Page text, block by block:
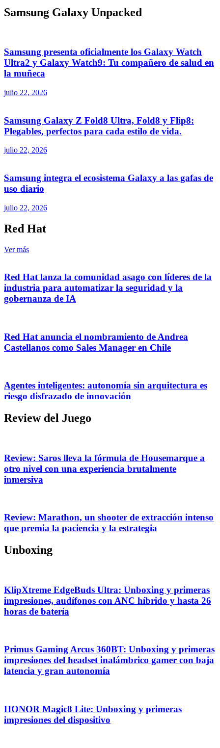
Samsung Galaxy Unpacked
Samsung presenta oficialmente los Galaxy Watch
Ultra2 y Galaxy Watch9: Tu compañero de salud en
la muñeca
julio 22, 2026
Samsung Galaxy Z Fold8 Ultra, Fold8 y Flip8:
Plegables, perfectos para cada estilo de vida.
julio 22, 2026
Samsung integra el ecosistema Galaxy a las gafas de
uso diario
julio 22, 2026
Red Hat
Ver más
Red Hat lanza la comunidad asago con líderes de la
industria para automatizar la seguridad y la
gobernanza de IA
Red Hat anuncia el nombramiento de Andrea
Castellanos como Sales Manager en Chile
Agentes inteligentes: autonomía sin arquitectura es
riesgo disfrazado de innovación
Review del Juego
Review: Saros lleva la fórmula de Housemarque a
otro nivel con una experiencia brutalmente
inmersiva
Review: Marathon, un shooter de extracción intenso
que premia la paciencia y la estrategia
Unboxing
KlipXtreme EdgeBuds Ultra: Unboxing y primeras
impresiones, audífonos con ANC híbrido y hasta 26
horas de batería
Primus Gaming Arcus 360BT: Unboxing y primeras
impresiones del headset inalámbrico gamer con baja
latencia y gran autonomía
HONOR Magic8 Lite: Unboxing y primeras
impresiones del dispositivo